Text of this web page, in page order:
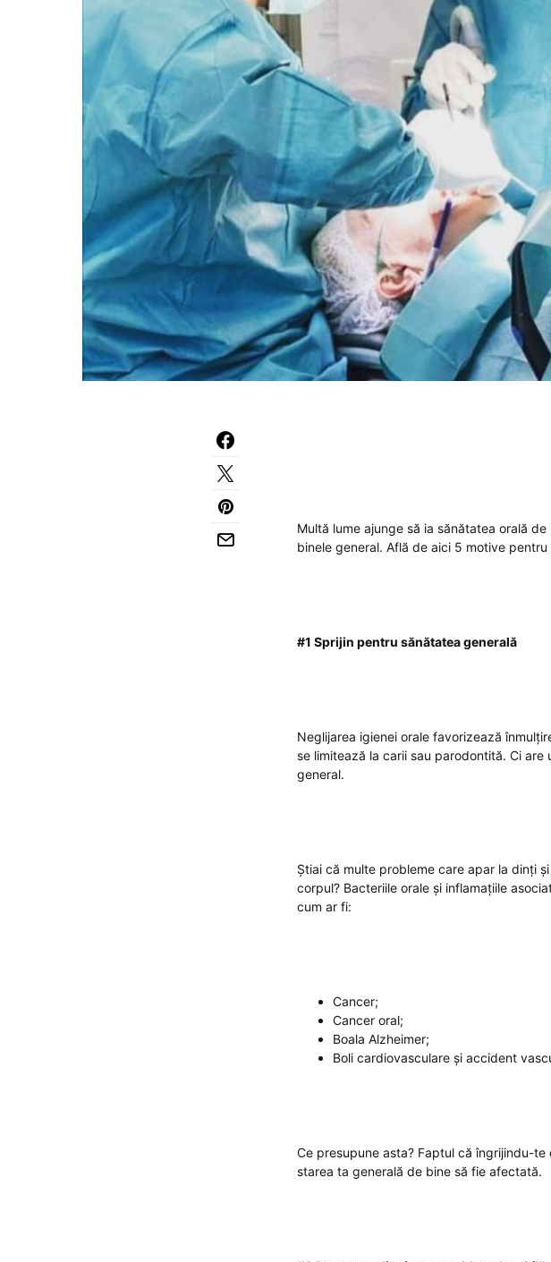
Multă lume ajunge să ia sănătatea orală
binele general. Află de aici 5 motive
#1 Sprijin pentru sănătatea generală
Neglijarea igienei orale favorizează
se limitează la carii sau parodontită. Ci
general.
Știai că multe probleme care apar la dinți
corpul? Bacteriile orale și inflamațiile
cum ar fi:
Cancer;
Cancer oral;
Boala Alzheimer;
Boli cardiovasculare și accident
Ce presupune asta? Faptul că îngrijindu-
starea ta generală de bine să fie afectată.